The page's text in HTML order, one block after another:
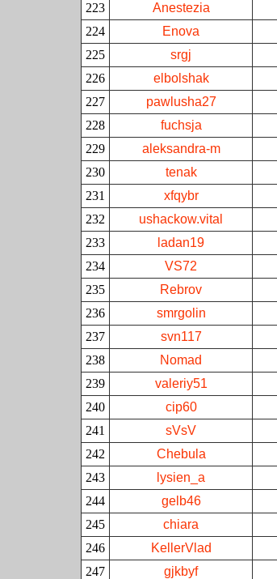
223
Anestezia
224
Enova
225
srgj
226
elbolshak
227
pawlusha27
228
fuchsja
229
aleksandra-m
230
tenak
231
xfqybr
232
ushackow.vital
233
ladan19
234
VS72
235
Rebrov
236
smrgolin
237
svn117
238
Nomad
239
valeriy51
240
cip60
241
sVsV
242
Chebula
243
lysien_a
244
gelb46
245
chiara
246
KellerVlad
247
gjkbyf